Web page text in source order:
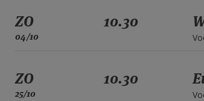
ZO
04/10
10.30
ZO
25/10
10.30